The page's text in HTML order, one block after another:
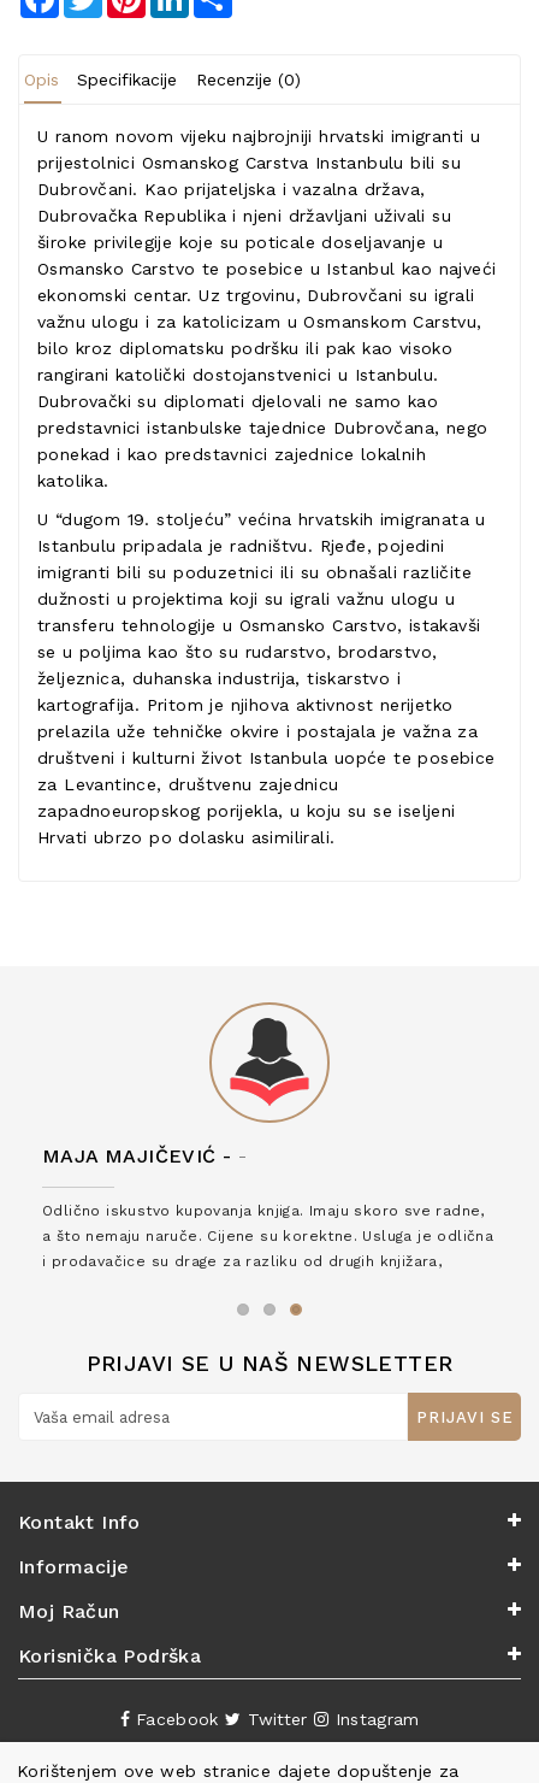
Opis Specifikacije Recenzije (0)
U ranom novom vijeku najbrojniji hrvatski imigranti u
prijestolnici Osmanskog Carstva Instanbulu bili su
Dubrovčani. Kao prijateljska i vazalna država,
Dubrovačka Republika i njeni državljani uživali su
široke privilegije koje su poticale doseljavanje u
Osmansko Carstvo te posebice u Istanbul kao najveći
ekonomski centar. Uz trgovinu, Dubrovčani su igrali
važnu ulogu i za katolicizam u Osmanskom Carstvu,
bilo kroz diplomatsku podršku ili pak kao visoko
rangirani katolički dostojanstvenici u Istanbulu.
Dubrovački su diplomati djelovali ne samo kao
predstavnici istanbulske tajednice Dubrovčana, nego
ponekad i kao predstavnici zajednice lokalnih
katolika.
U “dugom 19. stoljeću” većina hrvatskih imigranata u
Istanbulu pripadala je radništvu. Rjeđe, pojedini
imigranti bili su poduzetnici ili su obnašali različite
dužnosti u projektima koji su igrali važnu ulogu u
transferu tehnologije u Osmansko Carstvo, istakavši
se u poljima kao što su rudarstvo, brodarstvo,
željeznica, duhanska industrija, tiskarstvo i
kartografija. Pritom je njihova aktivnost nerijetko
prelazila uže tehničke okvire i postajala je važna za
društveni i kulturni život Istanbula uopće te posebice
za Levantince, društvenu zajednicu
zapadnoeuropskog porijekla, u koju su se iseljeni
Hrvati ubrzo po dolasku asimilirali.
Korištenjem ove web stranice dajete dopuštenje za
MAJA MAJIČEVIĆ - -
Odlično iskustvo kupovanja knjiga. Imaju skoro sve radne,
a što nemaju naruče. Cijene su korektne. Usluga je odlična
i prodavačice su drage za razliku od drugih knjižara,
PRIJAVI SE U NAŠ NEWSLETTER
PRIJAVI SE
Kontakt Info
Informacije
Moj Račun
Korisnička Podrška
Facebook Twitter Instagram